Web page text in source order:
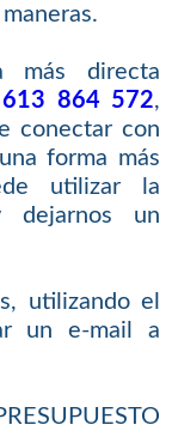
más directa
613 864 572,
conectar con
forma más
utilizar la
dejarnos un
utilizando el
un e-mail a